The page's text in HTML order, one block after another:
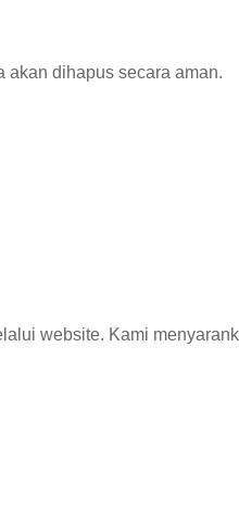
akan dihapus secara aman.
website. Kami